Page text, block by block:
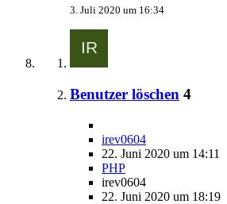
3. Juli 2020 um 16:34
Benutzer löschen 4
irev0604
22. Juni 2020 um 14:11
PHP
irev0604
22. Juni 2020 um 18:19